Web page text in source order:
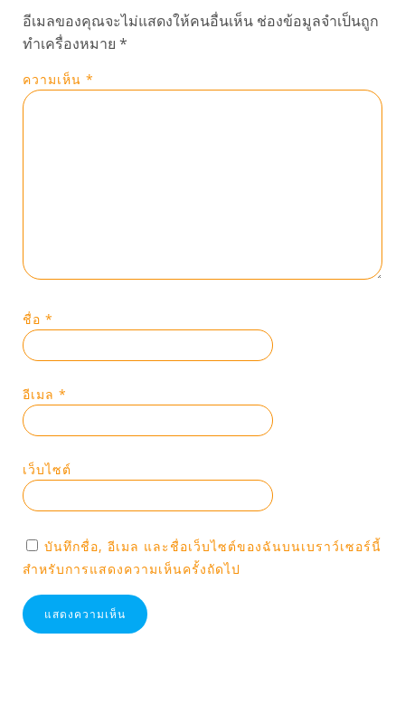
อีเมลของคุณจะไม่แสดงให้คนอื่นเห็น ช่องข้อมูลจำเป็นถูก
ทำเครื่องหมาย *
ความเห็น *
ชื่อ *
อีเมล *
เว็บไซต์
บันทึกชื่อ, อีเมล และชื่อเว็บไซต์ของฉันบนเบราว์เซอร์นี้
สำหรับการแสดงความเห็นครั้งถัดไป